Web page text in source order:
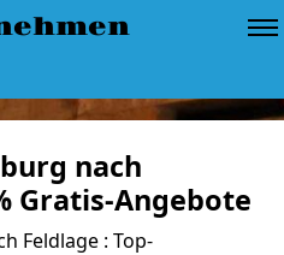
nach
Gratis-Angebote
Feldlage : Top-